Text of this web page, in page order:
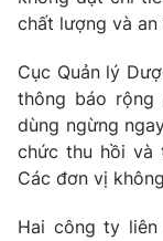
Tư vấn
Chuyên mục khác
Emagazine
Photo
chất lượng và an
Cục Quản lý
thông báo rộng
dùng ngừng
chức thu hồi và
Các đơn vị
Hai công ty